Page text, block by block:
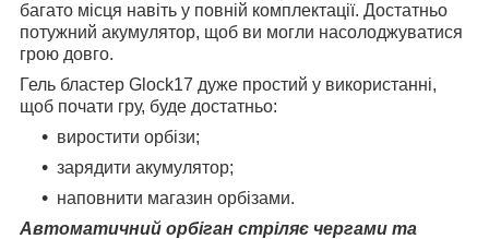
багато місця навіть у повній комплектації. Достатньо
потужний акумулятор, щоб ви могли насолоджуватися
грою довго.
Гель бластер Glock17 дуже простий у використанні,
щоб почати гру, буде достатньо:
виростити орбізи;
зарядити акумулятор;
наповнити магазин орбізами.
Автоматичний орбіган стріляє чергами та